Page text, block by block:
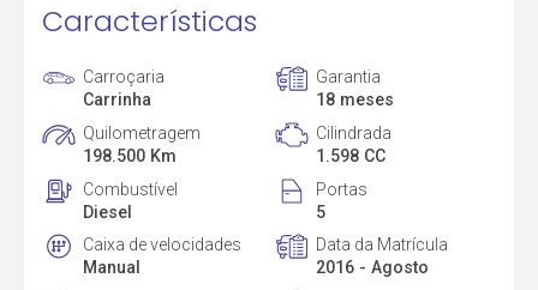
Características
Carroçaria
Carrinha
Garantia
18 meses
Quilometragem
198.500 Km
Cilindrada
1.598 CC
Combustível
Diesel
Portas
5
Caixa de velocidades
Manual
Data da Matrícula
2016 - Agosto